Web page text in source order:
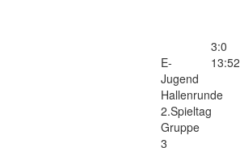
3:0
E-
Jugend
Hallenrunde
2.Spieltag
Gruppe
3
13:52